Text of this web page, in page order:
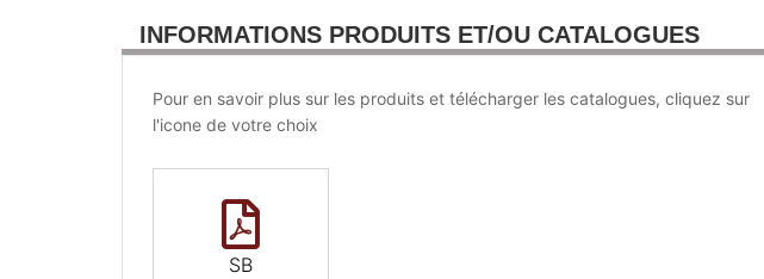
INFORMATIONS PRODUITS ET/OU CATALOGUES
Pour en savoir plus sur les produits et télécharger les catalogues, cliquez sur
l'icone de votre choix
SB